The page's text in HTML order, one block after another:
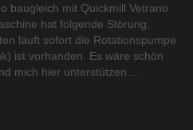
baugleich mit Quickmill Vetrano
hat folgende Störung:
läuft sofort die Rotationspumpe
ist vorhanden. Es wäre schön
mich hier unterstützen…